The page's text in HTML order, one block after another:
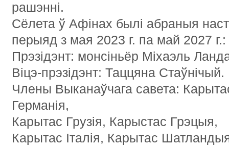
рашэнні.
Сёлета ў Афінах былі абраныя
перыяд з мая 2023 г. па май 2027 г.:
Прэзідэнт: монсіньёр Міхаэль
Віцэ-прэзідэнт: Таццяна Стаўнічый.
Члены Выканаўчага савета:
Германія,
Карытас Грузія, Карыстас Грэцыя,
Карытас Італія, Карытас